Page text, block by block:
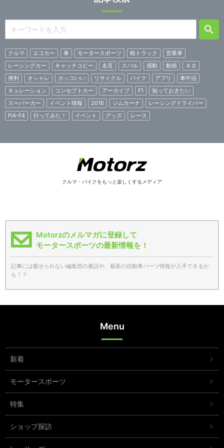
クルマ エコカー 車 モータースポーツ 軽トラック
営業車
レーシングカー
キャッチコピー 名言 スバル 感動 動画
ネタ
便利
オシャレ カッコいい リサイクル バイク アプリ
車中泊
キュレーション
コンセプトカー アーカイブ F1
知っておきたい
スーパーカー
イベント情報 2016 ジムカーナ
レーシングドライバー
FIA-F4
行ってみた！ イベント グッズ レース
クルマ・バイクをもっと楽しくするメディア
Motorzのメルマガに登録して
モータースポーツの最新情報を！
記事には載せられない編集部の裏話や、最新の自動車パーツ情報が入手できるか
も！？
Menu
新着
モータースポーツ
特集
ショップ探訪